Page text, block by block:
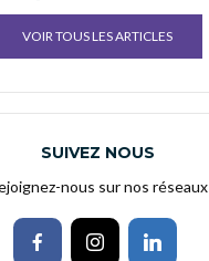
VOIR TOUS LES ARTICLES
SUIVEZ NOUS
nous sur nos réseaux